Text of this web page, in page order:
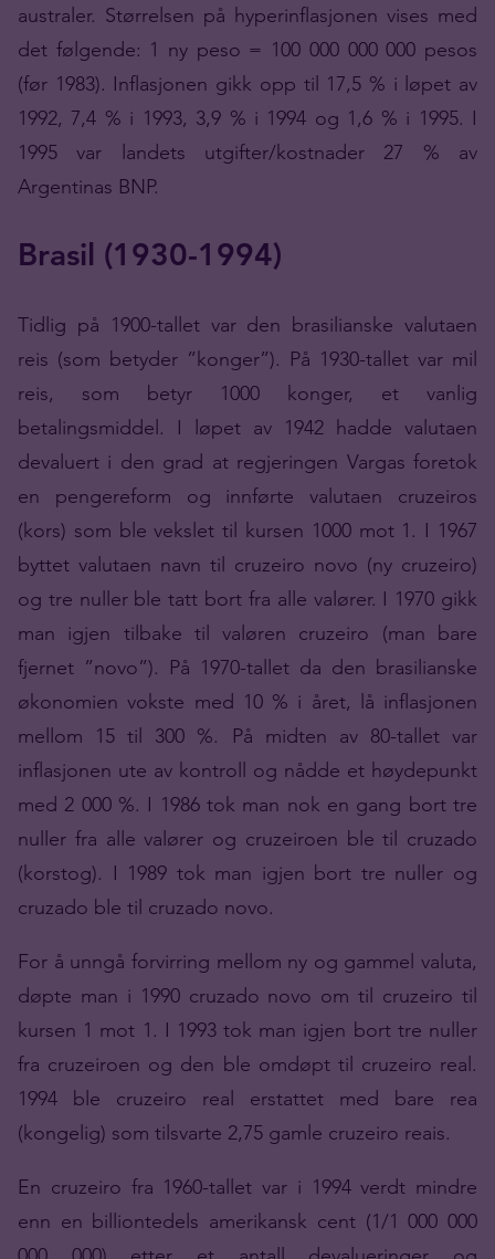
australer. Størrelsen på hyperinflasjonen vises med
det følgende: 1 ny peso = 100 000 000 000 pesos
(før 1983). Inflasjonen gikk opp til 17,5 % i løpet av
1992, 7,4 % i 1993, 3,9 % i 1994 og 1,6 % i 1995. I
1995 var landets utgifter/kostnader 27 % av
Argentinas BNP.
Brasil (1930-1994)
Tidlig på 1900-tallet var den brasilianske valutaen
reis (som betyder ”konger”). På 1930-tallet var mil
reis, som betyr 1000 konger, et vanlig
betalingsmiddel. I løpet av 1942 hadde valutaen
devaluert i den grad at regjeringen Vargas foretok
en pengereform og innførte valutaen cruzeiros
(kors) som ble vekslet til kursen 1000 mot 1. I 1967
byttet valutaen navn til cruzeiro novo (ny cruzeiro)
og tre nuller ble tatt bort fra alle valører. I 1970 gikk
man igjen tilbake til valøren cruzeiro (man bare
fjernet ”novo”). På 1970-tallet da den brasilianske
økonomien vokste med 10 % i året, lå inflasjonen
mellom 15 til 300 %. På midten av 80-tallet var
inflasjonen ute av kontroll og nådde et høydepunkt
med 2 000 %. I 1986 tok man nok en gang bort tre
nuller fra alle valører og cruzeiroen ble til cruzado
(korstog). I 1989 tok man igjen bort tre nuller og
cruzado ble til cruzado novo.
For å unngå forvirring mellom ny og gammel valuta,
døpte man i 1990 cruzado novo om til cruzeiro til
kursen 1 mot 1. I 1993 tok man igjen bort tre nuller
fra cruzeiroen og den ble omdøpt til cruzeiro real.
1994 ble cruzeiro real erstattet med bare rea
(kongelig) som tilsvarte 2,75 gamle cruzeiro reais.
En cruzeiro fra 1960-tallet var i 1994 verdt mindre
enn en billiontedels amerikansk cent (1/1 000 000